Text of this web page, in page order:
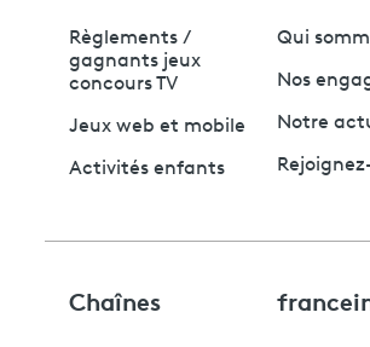
Règlements /
gagnants jeux
concours TV
Jeux web et mobile
Activités enfants
Qui
Nos
Notre
Chaînes